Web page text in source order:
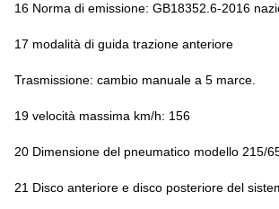
16 Norma di emissione: GB18352.6-2016
17 modalità di guida trazione anteriore
Trasmissione: cambio manuale a 5 marce.
19 velocità massima km/h: 156
20 Dimensione del pneumatico modello 215/
21 Disco anteriore e disco posteriore del